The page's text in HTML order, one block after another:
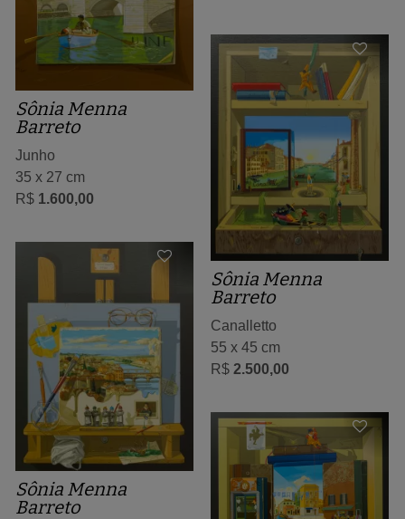
Sônia Menna
Barreto
Junho
35 x 27 cm
R$ 1.600,00
Sônia Menna
Barreto
Canalletto
55 x 45 cm
R$ 2.500,00
Sônia Menna
Barreto